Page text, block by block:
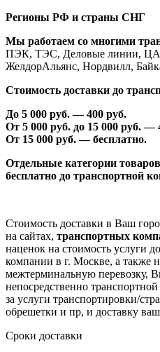
Регионы РФ и страны СНГ
Мы работаем со многими
ПЭК, ТЭС, Деловые линии,
ЖелдорАльянс, Нордвилл,
Стоимость доставки до
До 5 000 руб. —400 руб.
От 5 000 руб. до 15 000 руб. —
От 15 000 руб. — бесплатно.
Отдельные категории
бесплатно до транспортной
Стоимость доставки в Ваш
на сайтах, транспортных
наценок на стоимость услуги
компании в г. Москве, а также
межтерминальную перевозку,
непосредственно
за услуги транспортировки/
обрешетки и пр, и доставку
Сроки доставки